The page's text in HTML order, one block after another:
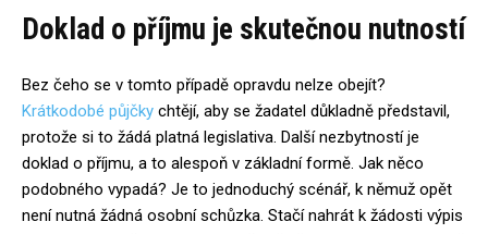
Doklad o příjmu je skutečnou nutností
Bez čeho se v tomto případě opravdu nelze obejít?
Krátkodobé půjčky chtějí, aby se žadatel důkladně představil,
protože si to žádá platná legislativa. Další nezbytností je
doklad o příjmu, a to alespoň v základní formě. Jak něco
podobného vypadá? Je to jednoduchý scénář, k němuž opět
není nutná žádná osobní schůzka. Stačí nahrát k žádosti výpis